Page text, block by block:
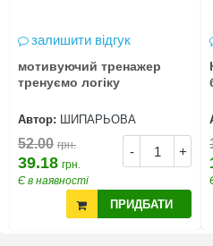
залишити відгук
мотивуючий тренажер
тренуємо логіку
Автор: ШИПАРЬОВА
- +
52.00 грн.
39.18 грн.
Є в наявності
ПРИДБАТИ